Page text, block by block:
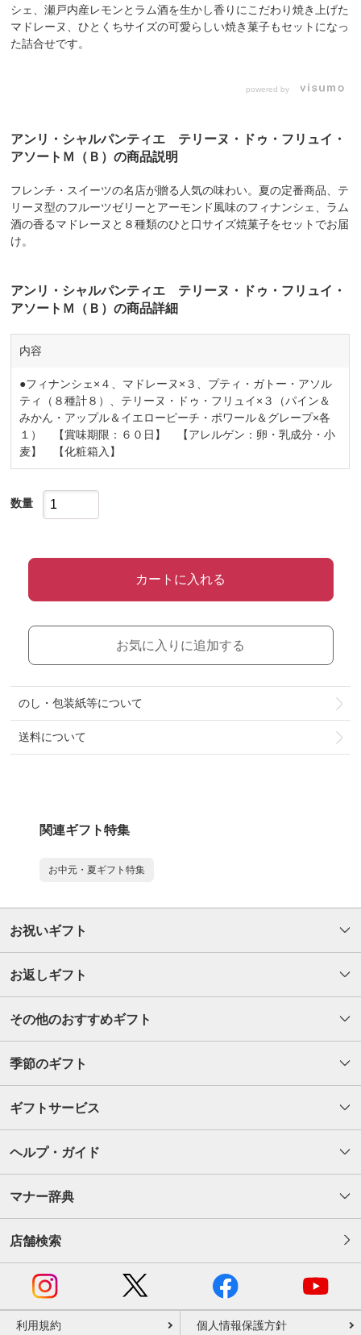
シェ、瀬戸内産レモンとラム酒を生かし香りにこだわり焼き上げた
マドレーヌ、ひとくちサイズの可愛らしい焼き菓子もセットになっ
た詰合せです。
powered by
アンリ・シャルパンティエ テリーヌ・ドゥ・フリュイ・
アソートＭ（Ｂ）の商品説明
フレンチ・スイーツの名店が贈る人気の味わい。夏の定番商品、テ
リーヌ型のフルーツゼリーとアーモンド風味のフィナンシェ、ラム
酒の香るマドレーヌと８種類のひと口サイズ焼菓子をセットでお届
け。
アンリ・シャルパンティエ テリーヌ・ドゥ・フリュイ・
アソートＭ（Ｂ）の商品詳細
内容
●フィナンシェ×４、マドレーヌ×３、プティ・ガトー・アソル
ティ（８種計８）、テリーヌ・ドゥ・フリュイ×３（パイン＆
みかん・アップル＆イエローピーチ・ポワール＆グレープ×各
１） 【賞味期限：６０日】 【アレルゲン：卵・乳成分・小
麦】 【化粧箱入】
数量
カートに入れる
お気に入りに追加する
のし・包装紙等について
送料について
関連ギフト特集
お中元・夏ギフト特集
お祝いギフト
お返しギフト
その他のおすすめギフト
季節のギフト
ギフトサービス
ヘルプ・ガイド
マナー辞典
店舗検索
利用規約 個人情報保護方針